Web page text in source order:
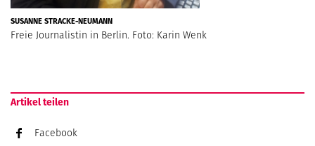
SUSANNE STRACKE-NEUMANN
Freie Journalistin in Berlin. Foto: Karin Wenk
Artikel teilen
Facebook